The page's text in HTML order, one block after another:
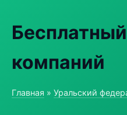
компаний
Главная » Уральский